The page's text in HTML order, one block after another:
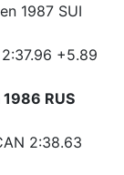
1987 SUI
+5.89
RUS
2:38.63